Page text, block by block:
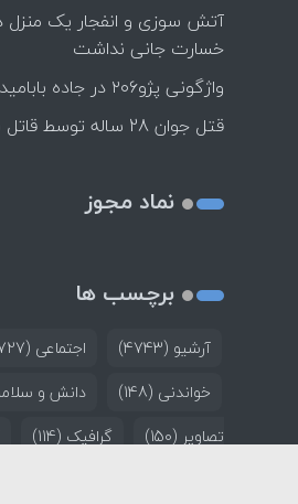
آتش سوزی و انفجار یک منزل
خسارت جانی نداشت
واژگونی پژو۲۰۶ در جاده بابامیدان- نورآباد با ۳ مصدوم
قتل جوان 28 ساله توسط قاتل 15 ساله در کازرون
نماد مجوز
برچسب ها
آرشیو (4743) اجتماعی (2727)
خواندنی (148) دانش و
تصاویر (150) گرافیک (114)